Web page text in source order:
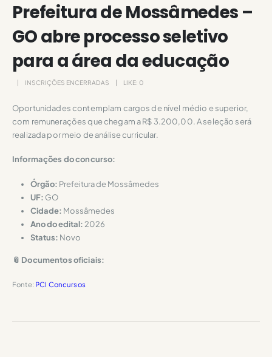
Prefeitura de Mossâmedes –
GO abre processo seletivo
para a área da educação
INSCRIÇÕES ENCERRADAS LIKE: 0
Oportunidades contemplam cargos de nível médio e superior,
com remunerações que chegam a R$ 3.200,00. A seleção será
realizada por meio de análise curricular.
Informações do concurso:
Órgão: Prefeitura de Mossâmedes
UF: GO
Cidade: Mossâmedes
Ano do edital: 2026
Status: Novo
📎 Documentos oficiais:
Fonte: PCI Concursos